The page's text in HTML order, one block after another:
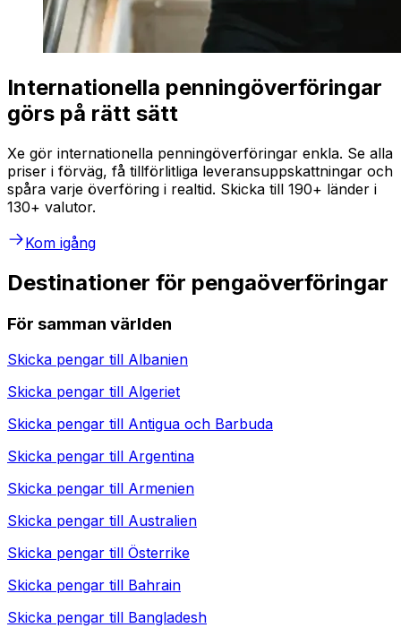
Internationella penningöverföringar
görs på rätt sätt
Xe gör internationella penningöverföringar enkla. Se alla
priser i förväg, få tillförlitliga leveransuppskattningar och
spåra varje överföring i realtid. Skicka till 190+ länder i
130+ valutor.
Kom igång
Destinationer för pengaöverföringar
För samman världen
Skicka pengar till Albanien
Skicka pengar till Algeriet
Skicka pengar till Antigua och Barbuda
Skicka pengar till Argentina
Skicka pengar till Armenien
Skicka pengar till Australien
Skicka pengar till Österrike
Skicka pengar till Bahrain
Skicka pengar till Bangladesh